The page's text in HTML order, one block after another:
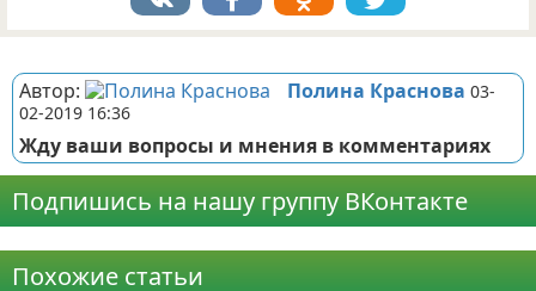
Автор: Полина Краснова 03-
02-2019 16:36
Жду ваши вопросы и мнения в комментариях
Подпишись на нашу группу ВКонтакте
Похожие статьи